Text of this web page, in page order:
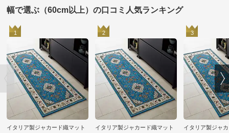
幅で選ぶ（60cm以上）の口コミ人気ランキング
1
イタリア製ジャカード織マット
2
イタリア製ジャカード織マット
3
イタリア製ジャ